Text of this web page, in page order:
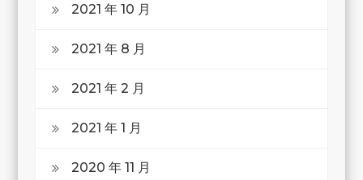
2021 年 10 月
2021 年 8 月
2021 年 2 月
2021 年 1 月
2020 年 11 月